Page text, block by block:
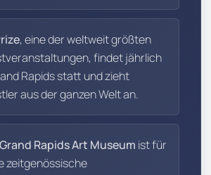
, eine der weltweit größten
findet jährlich
Rapids statt und zieht
aus der ganzen Welt an.
Grand Rapids Art Museum ist für
zeitgenössische